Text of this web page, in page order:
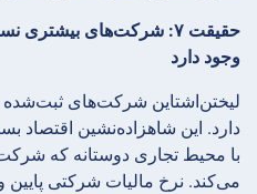
حقیقت ۷: شرکت‌های
وجود دارد
لیختن‌اشتاین شرکت‌های
دارد. این شاهزاده‌نشین اقتصاد
با محیط تجاری دوستانه که
می‌کند. نرخ مالیات شرکتی